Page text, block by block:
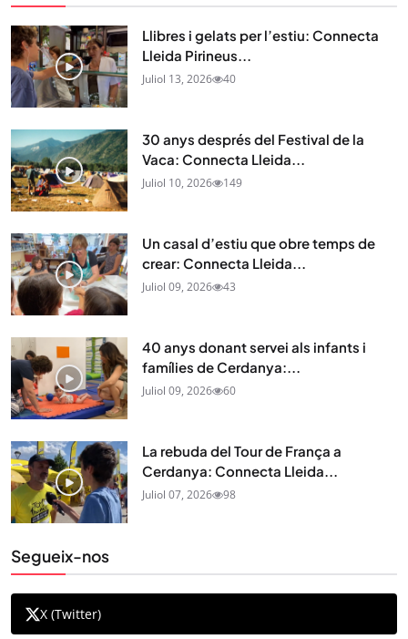
Llibres i gelats per l’estiu: Connecta
Lleida Pirineus...
Juliol 13, 2026 40
30 anys després del Festival de la
Vaca: Connecta Lleida...
Juliol 10, 2026 149
Un casal d’estiu que obre temps de
crear: Connecta Lleida...
Juliol 09, 2026 43
40 anys donant servei als infants i
famílies de Cerdanya:...
Juliol 09, 2026 60
La rebuda del Tour de França a
Cerdanya: Connecta Lleida...
Juliol 07, 2026 98
Segueix-nos
X (Twitter)